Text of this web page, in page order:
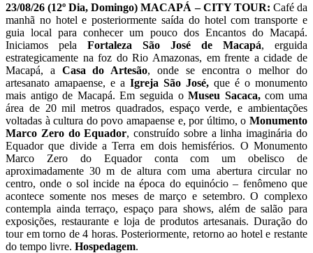
23/08/26 (12º Dia, Domingo)MACAPÁ – CITY TOUR: Café da
manhã no hotel e posteriormente saída do hotel com transporte e
guia local para conhecer um pouco dos Encantos do Macapá.
Iniciamos pela Fortaleza São José de Macapá, erguida
estrategicamente na foz do Rio Amazonas, em frente a cidade de
Macapá, a Casa do Artesão, onde se encontra o melhor do
artesanato amapaense, e a Igreja São José, que é o monumento
mais antigo de Macapá. Em seguida oMuseu Sacaca,com uma
área de 20 mil metros quadrados, espaço verde, e ambientações
voltadas à cultura do povo amapaense e, por último, o Monumento
Marco Zero do Equador, construído sobre a linha imaginária do
Equador que divide a Terra em dois hemisférios. O Monumento
Marco Zero do Equador conta com um obelisco de
aproximadamente 30 m de altura com uma abertura circular no
centro, onde o sol incide na época do equinócio – fenômeno que
acontece somente nos meses de março e setembro. O complexo
contempla ainda terraço, espaço para shows, além de salão para
exposições, restaurante e loja de produtos artesanais. Duração do
tour em torno de 4 horas. Posteriormente, retorno ao hotel e restante
do tempo livre. Hospedagem.